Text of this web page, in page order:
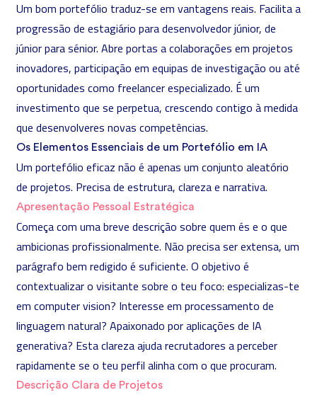
Um bom portefólio traduz-se em vantagens reais. Facilita a
progressão de estagiário para desenvolvedor júnior, de
júnior para sénior. Abre portas a colaborações em projetos
inovadores, participação em equipas de investigação ou até
oportunidades como freelancer especializado. É um
investimento que se perpetua, crescendo contigo à medida
que desenvolveres novas competências.
Os Elementos Essenciais de um Portefólio em IA
Um portefólio eficaz não é apenas um conjunto aleatório
de projetos. Precisa de estrutura, clareza e narrativa.
Apresentação Pessoal Estratégica
Começa com uma breve descrição sobre quem és e o que
ambicionas profissionalmente. Não precisa ser extensa, um
parágrafo bem redigido é suficiente. O objetivo é
contextualizar o visitante sobre o teu foco: especializas-te
em computer vision? Interesse em processamento de
linguagem natural? Apaixonado por aplicações de IA
generativa? Esta clareza ajuda recrutadores a perceber
rapidamente se o teu perfil alinha com o que procuram.
Descrição Clara de Projetos